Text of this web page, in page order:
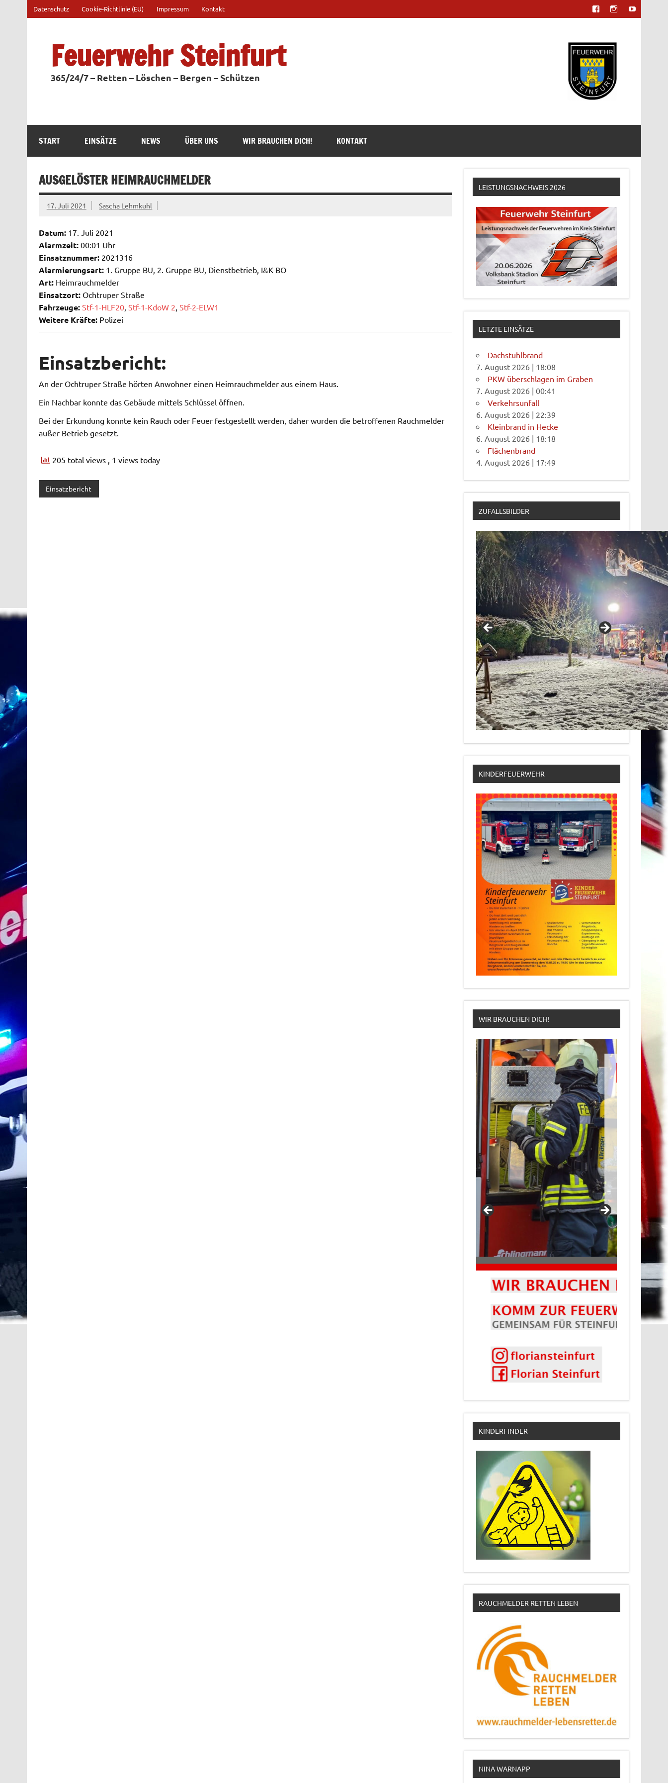
springen
Datenschutz Cookie-Richtlinie (EU) Impressum Kontakt
Feuerwehr Steinfurt
365/24/7 – Retten – Löschen – Bergen – Schützen
START EINSÄTZE NEWS ÜBER UNS WIR BRAUCHEN DICH! KONTAKT
AUSGELÖSTER HEIMRAUCHMELDER
17. Juli 2021 Sascha Lehmkuhl
Datum:17. Juli 2021
Alarmzeit:00:01 Uhr
Einsatznummer:2021316
Alarmierungsart:1. Gruppe BU, 2. Gruppe BU, Dienstbetrieb, I&K BO
Art:Heimrauchmelder
Einsatzort:Ochtruper Straße
Fahrzeuge: Stf-1-HLF20, Stf-1-KdoW 2, Stf-2-ELW1
Weitere Kräfte:Polizei
Einsatzbericht:
An der Ochtruper Straße hörten Anwohner einen Heimrauchmelder aus einem Haus.
Ein Nachbar konnte das Gebäude mittels Schlüssel öffnen.
Bei der Erkundung konnte kein Rauch oder Feuer festgestellt werden, daher wurden die betroffenen Rauchmelder
außer Betrieb gesetzt.
205 total views , 1 views today
Einsatzbericht
LEISTUNGSNACHWEIS 2026
LETZTE EINSÄTZE
Dachstuhlbrand
7. August 2026 | 18:08
PKW überschlagen im Graben
7. August 2026 |00:41
Verkehrsunfall
6. August 2026 | 22:39
Kleinbrand in Hecke
6. August 2026 | 18:18
Flächenbrand
4. August 2026 | 17:49
ZUFALLSBILDER
KINDERFEUERWEHR
WIR BRAUCHEN DICH!
KINDERFINDER
RAUCHMELDER RETTEN LEBEN
NINA WARNAPP